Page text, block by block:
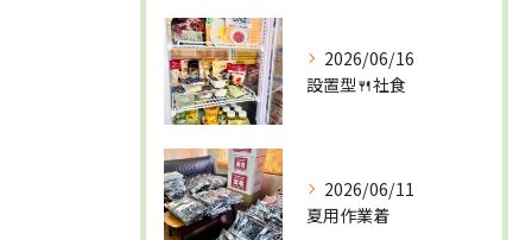
2026/06/16
設置型🍴社食
2026/06/11
夏用作業着